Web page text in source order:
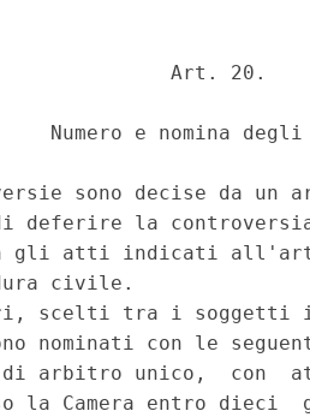
Art. 20.
Numero e nomina
sono decise da un
deferire la
gli atti indicati all'art.
civile.
scelti tra i soggetti
nominati con le
arbitro unico,  con
la Camera entro dieci